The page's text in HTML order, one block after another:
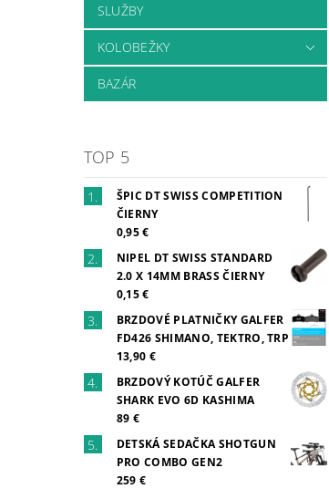
SLUŽBY
KOLOBEŽKY
BAZÁR
TOP 5
ŠPIC DT SWISS COMPETITION
ČIERNY
0,95 €
NIPEL DT SWISS STANDARD
2.0 X 14MM BRASS ČIERNY
0,15 €
BRZDOVÉ PLATNIČKY GALFER
FD426 SHIMANO, TEKTRO, TRP
13,90 €
BRZDOVÝ KOTÚČ GALFER
SHARK EVO 6D KASHIMA
89 €
DETSKÁ SEDAČKA SHOTGUN
PRO COMBO GEN2
259 €